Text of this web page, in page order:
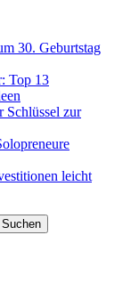
30. Geburtstag
Top 13
Schlüssel zur
leicht